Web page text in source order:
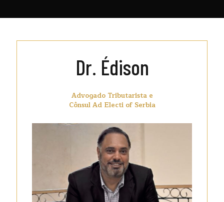
Dr. Édison
Advogado Tributarista e
Cônsul Ad Electi of Serbia